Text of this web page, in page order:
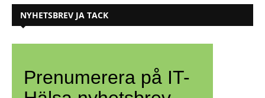
NYHETSBREV JA TACK